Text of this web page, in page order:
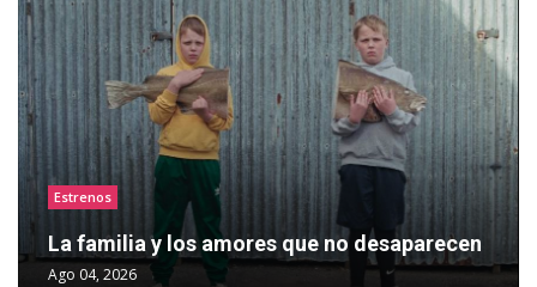
Estrenos
La familia y los amores que no desaparecen
Ago 04, 2026